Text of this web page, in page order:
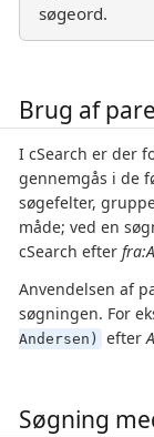
søgeord.
Brug af
I cSearch er der
gennemgås i de
søgefelter,
måde; ved en
cSearch efter
Anvendelsen af
søgningen. For
Andersen)
efter
Søgning